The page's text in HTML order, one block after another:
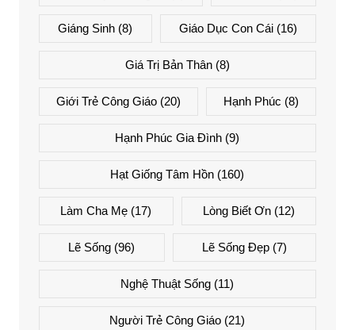
Giáng Sinh (8) Giáo Dục Con Cái(16)
Giá Trị Bản Thân(8)
Giới Trẻ Công Giáo(20) Hạnh Phúc (8)
Hạnh Phúc Gia Đình (9)
Hạt Giống Tâm Hồn (160)
Làm Cha Mẹ (17) Lòng Biết Ơn(12)
Lẽ Sống (96) Lẽ Sống Đẹp(7)
Nghệ Thuật Sống (11)
Người Trẻ Công Giáo (21)